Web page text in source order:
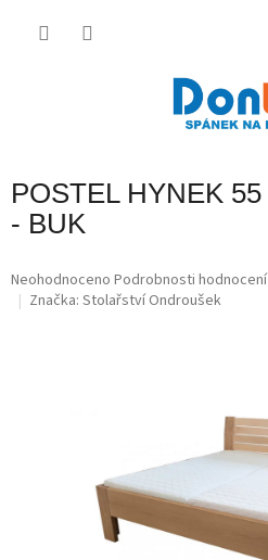
POSTEL HYNEK
- BUK
Průměrné
hodnocení
Neohodnoceno Podrobnosti hodnocení
Značka: Stolařství Ondroušek